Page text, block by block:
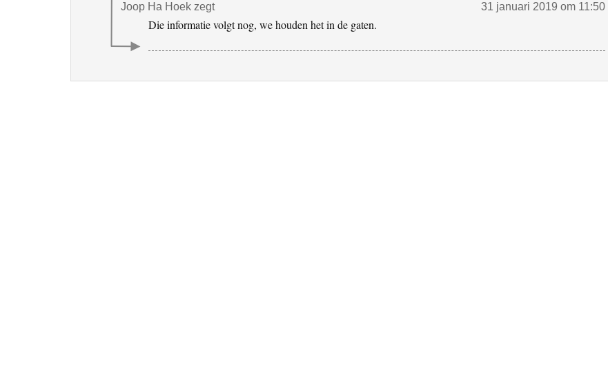
Joop Ha Hoek zegt 31 januari 2019 om 11:50
Die informatie volgt nog, we houden het in de gaten.